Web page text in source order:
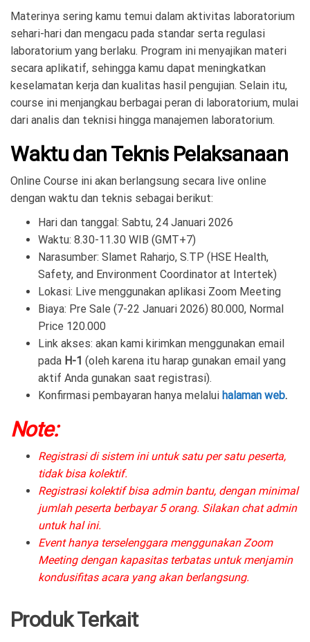
Materinya sering kamu temui dalam aktivitas laboratorium
sehari-hari dan mengacu pada standar serta regulasi
laboratorium yang berlaku. Program ini menyajikan materi
secara aplikatif, sehingga kamu dapat meningkatkan
keselamatan kerja dan kualitas hasil pengujian. Selain itu,
course ini menjangkau berbagai peran di laboratorium, mulai
dari analis dan teknisi hingga manajemen laboratorium.
Waktu dan Teknis Pelaksanaan
Online Course ini akan berlangsung secara live online
dengan waktu dan teknis sebagai berikut:
Hari dan tanggal: Sabtu, 24 Januari 2026
Waktu: 8.30-11.30 WIB (GMT+7)
Narasumber: Slamet Raharjo, S.TP (HSE Health,
Safety, and Environment Coordinator at Intertek)
Lokasi: Live menggunakan aplikasi Zoom Meeting
Biaya: Pre Sale (7-22 Januari 2026) 80.000, Normal
Price 120.000
Link akses: akan kami kirimkan menggunakan email
pada H-1 (oleh karena itu harap gunakan email yang
aktif Anda gunakan saat registrasi).
Konfirmasi pembayaran hanya melalui halaman web.
Note:
Registrasi di sistem ini untuk satu per satu peserta,
tidak bisa kolektif.
Registrasi kolektif bisa admin bantu, dengan minimal
jumlah peserta berbayar 5 orang. Silakan chat admin
untuk hal ini.
Event hanya terselenggara menggunakan Zoom
Meeting dengan kapasitas terbatas untuk menjamin
kondusifitas acara yang akan berlangsung.
Produk Terkait